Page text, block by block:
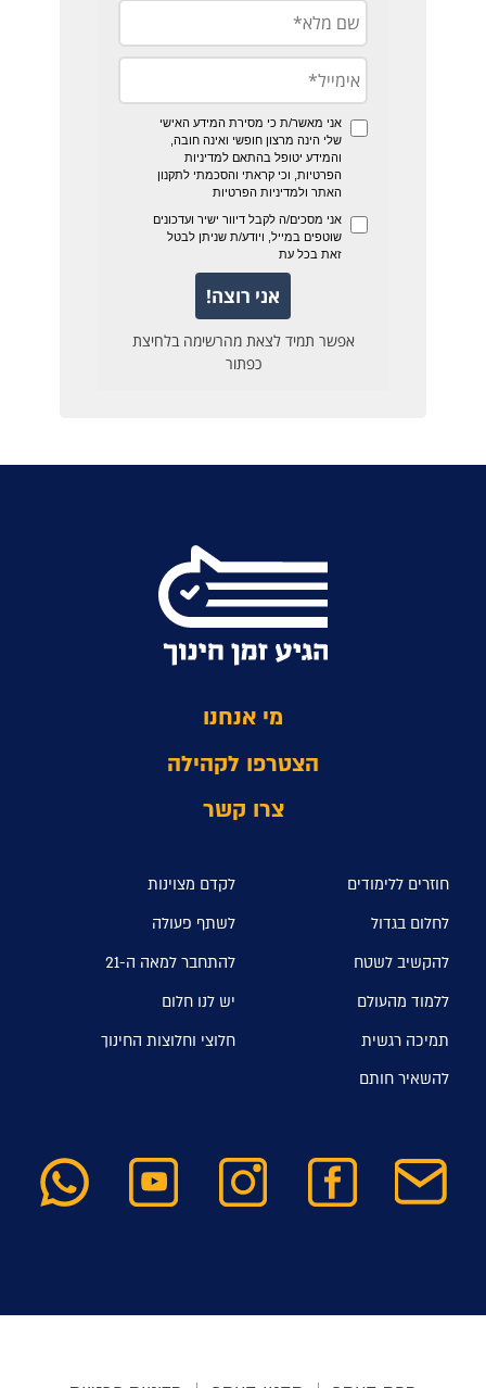
מי אנחנו
הצטרפו לקהילה
צרו קשר
חוזרים ללימודים
לקדם מצוינות
לחלום בגדול
לשתף פעולה
להקשיב לשטח
להתחבר למאה ה-21
ללמוד מהעולם
יש לנו חלום
תמיכה רגשית
חלוצי וחלוצות החינוך
להשאיר חותם